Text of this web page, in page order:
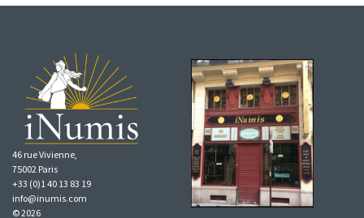
46 rue Vivienne,
75002 Paris
+33 (0)1 40 13 83 19
info@inumis.com
© 2026